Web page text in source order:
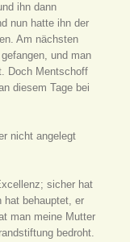
ihn dann
nun hatte ihn der
Am nächsten
und man
Doch Mentschoff
diesem Tage bei
nicht angelegt
sicher hat
hat behauptet, er
man meine Mutter
bedroht.